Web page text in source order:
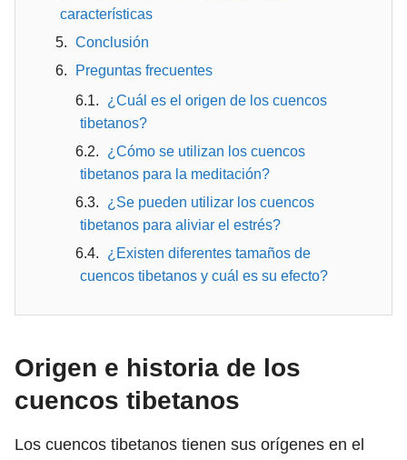
características
Conclusión
Preguntas frecuentes
¿Cuál es el origen de los cuencos
tibetanos?
¿Cómo se utilizan los cuencos
tibetanos para la meditación?
¿Se pueden utilizar los cuencos
tibetanos para aliviar el estrés?
¿Existen diferentes tamaños de
cuencos tibetanos y cuál es su efecto?
Origen e historia de los
cuencos tibetanos
Los cuencos tibetanos tienen sus orígenes en el